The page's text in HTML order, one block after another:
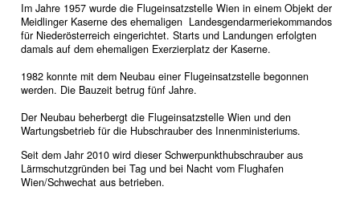
Im Jahre 1957 wurde die Flugeinsatzstelle Wien in einem Objekt der
Meidlinger Kaserne des ehemaligen Landesgendarmeriekommandos
für Niederösterreich eingerichtet. Starts und Landungen erfolgten
damals auf dem ehemaligen Exerzierplatz der Kaserne.
1982 konnte mit dem Neubau einer Flugeinsatzstelle begonnen
werden. Die Bauzeit betrug fünf Jahre.
Der Neubau beherbergt die Flugeinsatzstelle Wien und den
Wartungsbetrieb für die Hubschrauber des Innenministeriums.
Seit dem Jahr 2010 wird dieser Schwerpunkthubschrauber aus
Lärmschutzgründen bei Tag und bei Nacht vom Flughafen
Wien/Schwechat aus betrieben.